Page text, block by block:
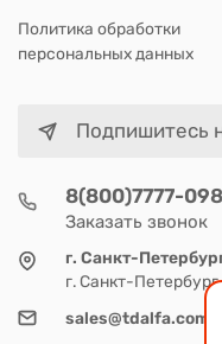
Политика обработки
персональных данных
Подпишитесь
8(800)7777-098
Заказать звонок
г. Санкт-
г. Санкт-
sales@tdalfa.com